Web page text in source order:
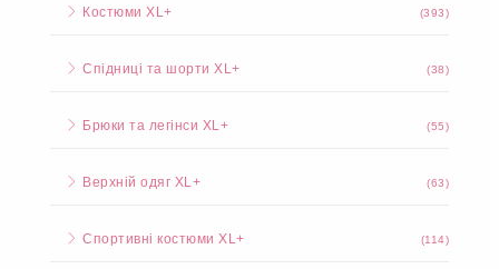
Костюми XL+ (393)
Спідниці та шорти XL+ (38)
Брюки та легінси XL+ (55)
Верхній одяг XL+ (63)
Спортивні костюми XL+ (114)